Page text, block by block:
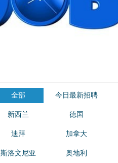
全部 今日最新招聘
新西兰 德国
迪拜 加拿大
斯洛文尼亚 奥地利